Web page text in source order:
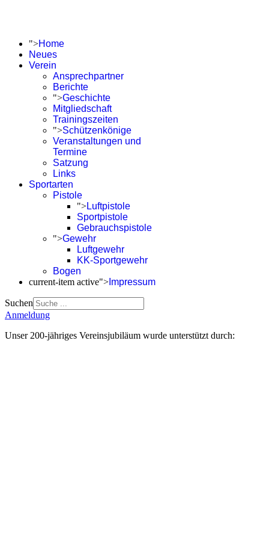
">Home
Neues
Verein
Ansprechpartner
Berichte
">Geschichte
Mitgliedschaft
Trainingszeiten
">Schützenkönige
Veranstaltungen und
Termine
Satzung
Links
Sportarten
Pistole
">Luftpistole
Sportpistole
Gebrauchspistole
">Gewehr
Luftgewehr
KK-Sportgewehr
Bogen
current-item active"> Impressum
Suchen
Anmeldung
Unser 200-jähriges Vereinsjubiläum wurde unterstützt durch: